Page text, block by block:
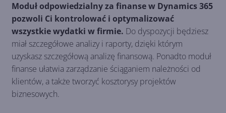
Moduł odpowiedzialny za finanse w Dynamics 365
pozwoli Ci kontrolować i optymalizować
wszystkie wydatki w firmie. Do dyspozycji będziesz
miał szczegółowe analizy i raporty, dzięki którym
uzyskasz szczegółową analizę finansową. Ponadto moduł
finanse ułatwia zarządzanie ściąganiem należności od
klientów, a także tworzyć kosztorysy projektów
biznesowych.